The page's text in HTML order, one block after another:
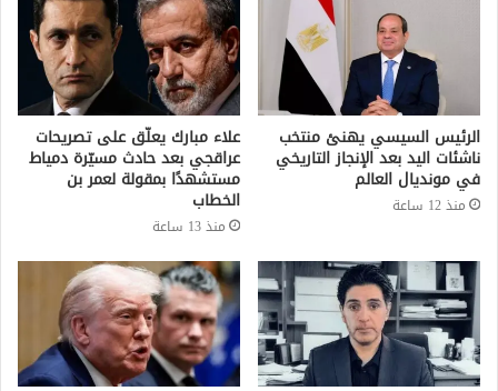
الرئيس السيسي يهنئ منتخب
ناشئات اليد بعد الإنجاز التاريخي
في مونديال العالم
منذ 12 ساعة
علاء مبارك يعلّق على تصريحات
عراقجي بعد حادث مسيّرة دمياط
مستشهدًا بمقولة لعمر بن
الخطاب
منذ 13 ساعة